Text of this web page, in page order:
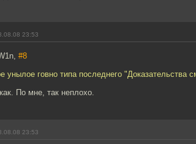
23:53
#8
унылое говно типа последнего "Доказательства
По мне, так неплохо.
23:53